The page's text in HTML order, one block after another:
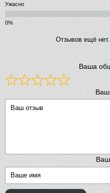
Ужасно
Отзывов ещё
Ваша
Ваш